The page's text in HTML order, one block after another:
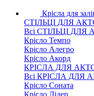
Крісла для
СТІЛЬЦІ ДЛЯ
Всі СТІЛЬЦІ ДЛЯ
Крісло Темпо
Крісло Алегро
Крісло Акорд
КРІСЛА ДЛЯ
Всі КРІСЛА ДЛЯ
Крісло Соната
Крісло Лідер